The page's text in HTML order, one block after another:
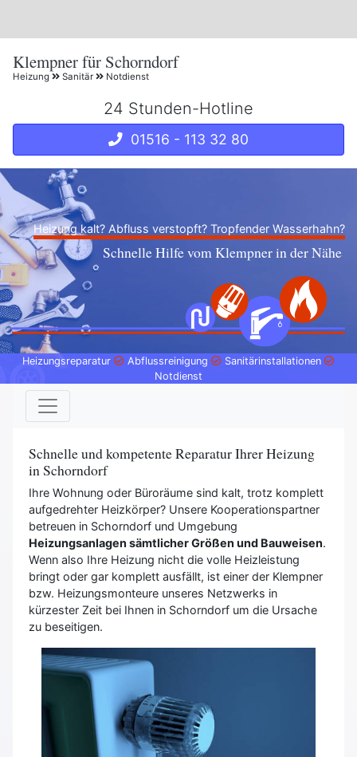
Klempner für Schorndorf
Heizung Sanitär Notdienst
24 Stunden-Hotline
01516 - 113 32 80
Heizung kalt? Abfluss verstopft? Tropfender Wasserhahn?
Schnelle Hilfe vom Klempner in der Nähe
Heizungsreparatur Abflussreinigung
Sanitärinstallationen
Notdienst
Schnelle und kompetente Reparatur Ihrer Heizung
in Schorndorf
Ihre Wohnung oder Büroräume sind kalt, trotz komplett
aufgedrehter Heizkörper? Unsere Kooperationspartner
betreuen in Schorndorf und Umgebung
Heizungsanlagen sämtlicher Größen und Bauweisen.
Wenn also Ihre Heizung nicht die volle Heizleistung
bringt oder gar komplett ausfällt, ist einer der Klempner
bzw. Heizungsmonteure unseres Netzwerks in
kürzester Zeit bei Ihnen in Schorndorf um die Ursache
zu beseitigen.